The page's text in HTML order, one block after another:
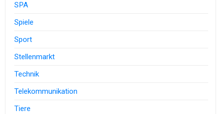
SPA
Spiele
Sport
Stellenmarkt
Technik
Telekommunikation
Tiere